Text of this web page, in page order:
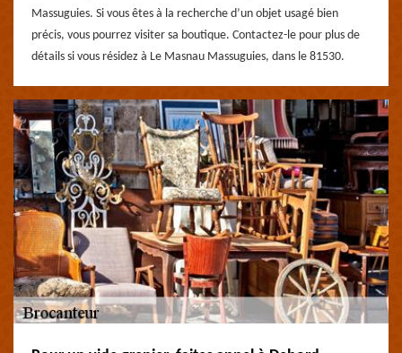
Massuguies. Si vous êtes à la recherche d’un objet usagé bien
précis, vous pourrez visiter sa boutique. Contactez-le pour plus de
détails si vous résidez à Le Masnau Massuguies, dans le 81530.